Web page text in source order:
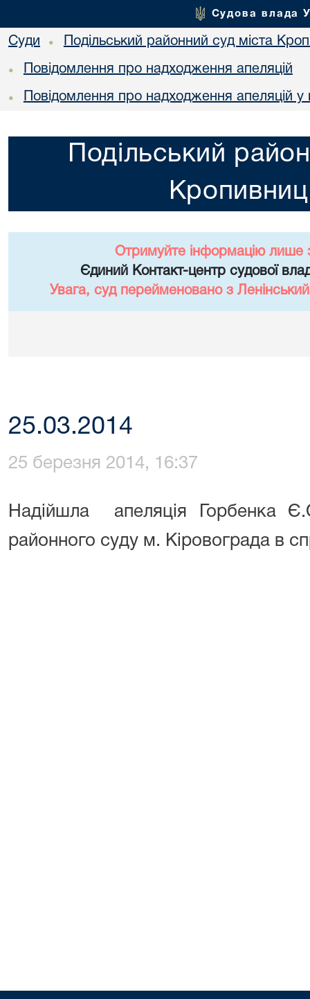
Судова влада
Суди • Подільський районний суд міста
• Повідомлення про надходження апеляцій
• Повідомлення про надходження апеляцій у
Подільський
Отримуйте інформацію лише
Єдиний Контакт-центр судової
Увага, суд перейменовано з
25.03.2014
25 березня 2014, 16:37
Надійшла
апеляція Горбенка
районного суду м. Кіровограда в